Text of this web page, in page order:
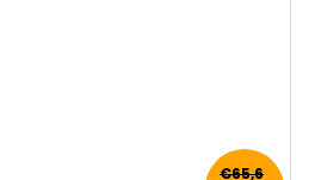
€65,6